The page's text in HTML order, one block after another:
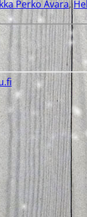
Perko Avara,